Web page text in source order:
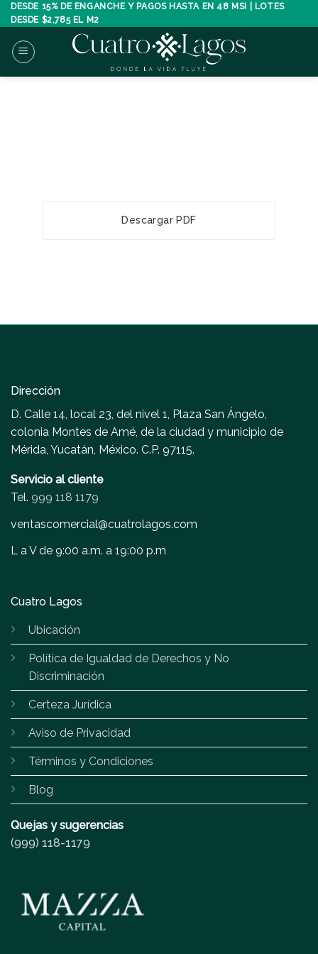
Skip
to
content
DESDE 15% DE ENGANCHE Y PAGOS HASTA EN 48 MSI | LOTES
DESDE $2,785 EL M2
Descargar PDF
Dirección
D. Calle 14, local 23, del nivel 1, Plaza San Ángelo,
colonia Montes de Amé, de la ciudad y municipio de
Mérida, Yucatán, México. C.P. 97115.
Servicio al cliente
Tel. 999 118 1179
ventascomercial@cuatrolagos.com
L a V de 9:00 a.m. a 19:00 p.m
Cuatro Lagos
Ubicación
Política de Igualdad de Derechos y No
Discriminación
Certeza Jurídica
Aviso de Privacidad
Términos y Condiciones
Blog
Quejas y sugerencias
(999) 118-1179